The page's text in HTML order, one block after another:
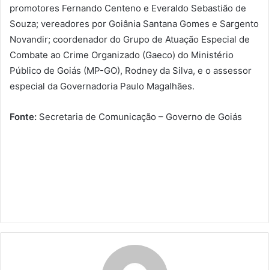
promotores Fernando Centeno e Everaldo Sebastião de
Souza; vereadores por Goiânia Santana Gomes e Sargento
Novandir; coordenador do Grupo de Atuação Especial de
Combate ao Crime Organizado (Gaeco) do Ministério
Público de Goiás (MP-GO), Rodney da Silva, e o assessor
especial da Governadoria Paulo Magalhães.
Fonte: Secretaria de Comunicação – Governo de Goiás